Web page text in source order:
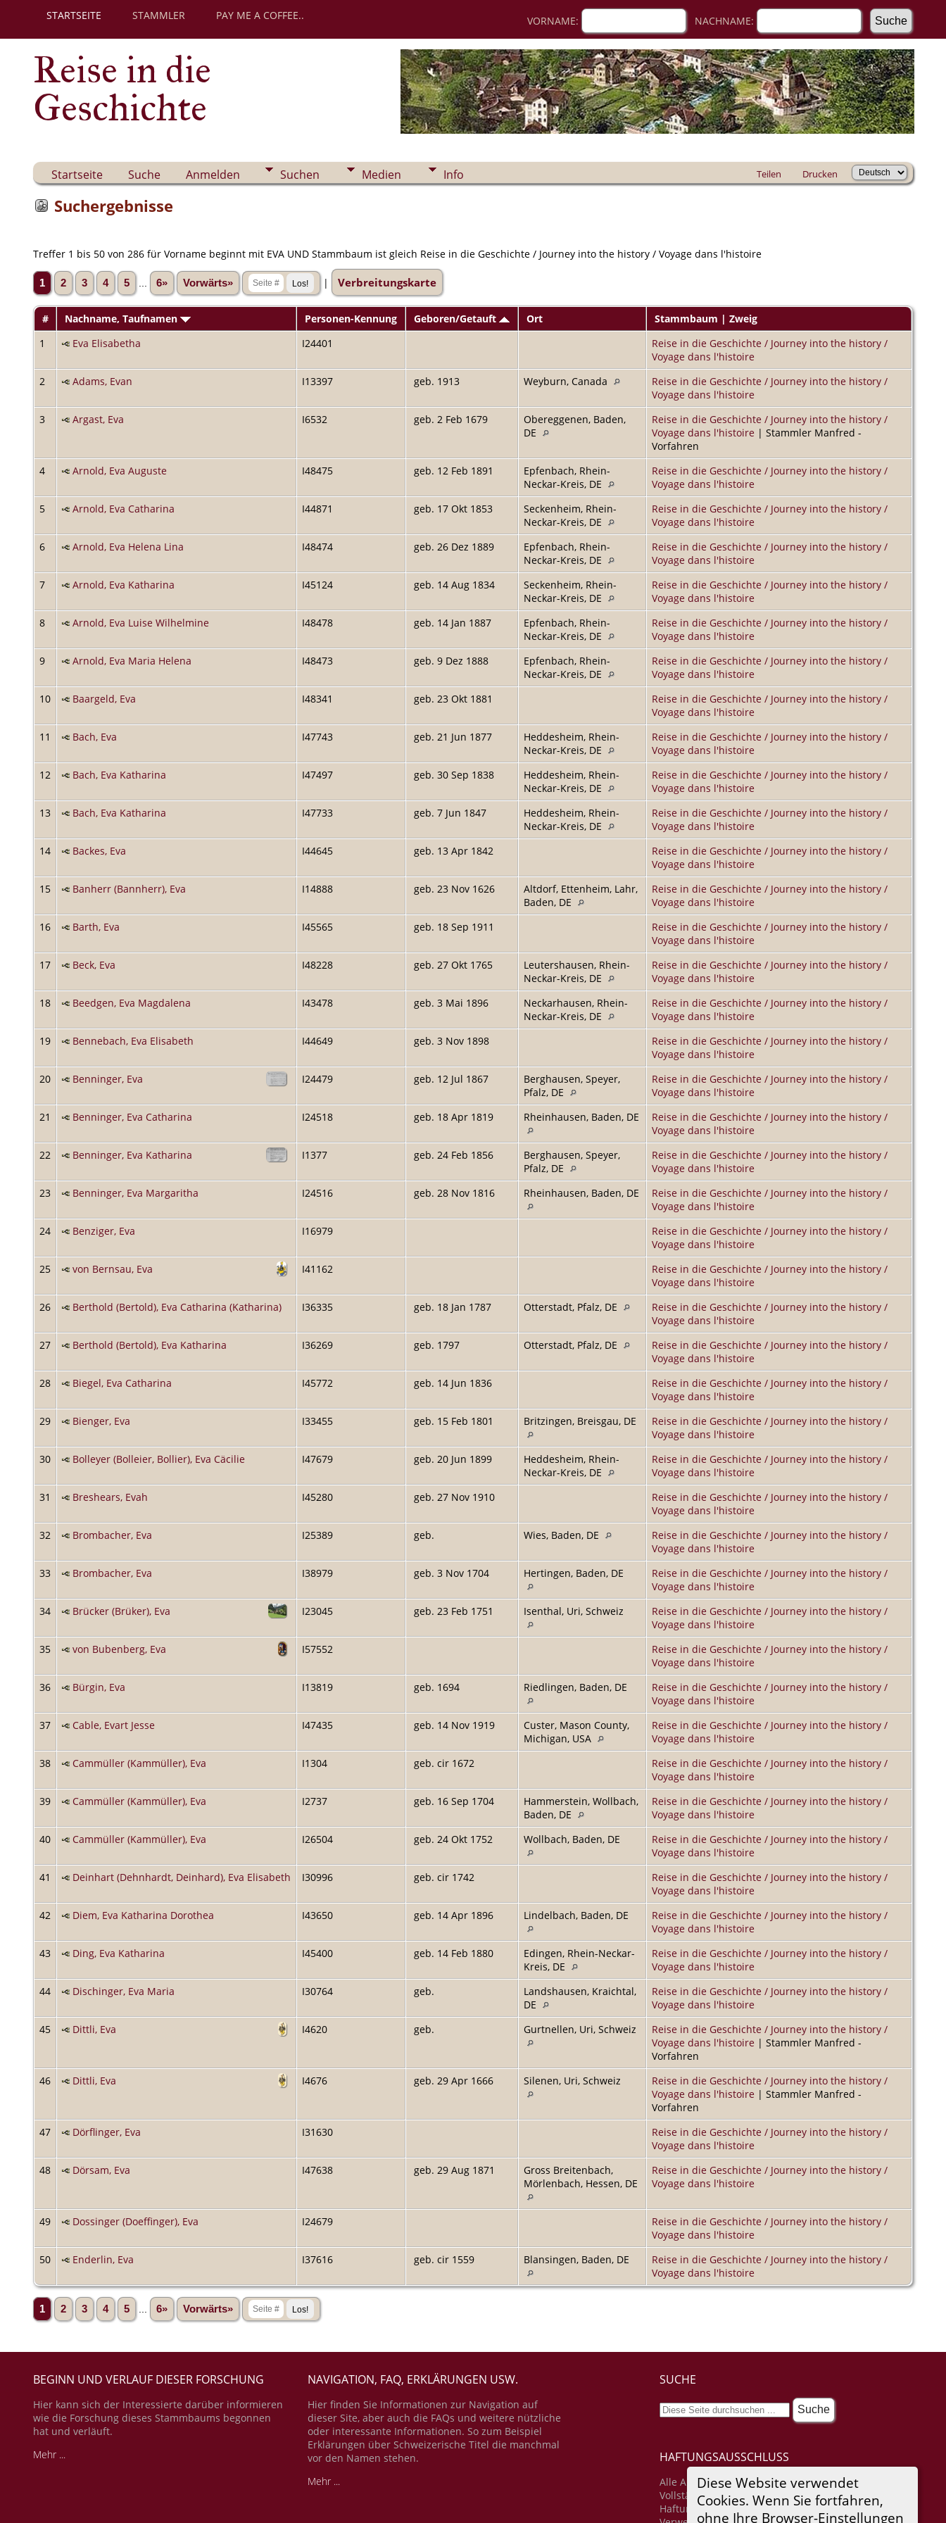
STARTSEITE STAMMLER PAY ME A COFFEE.. VORNAME: NACHNAME:
Reise in die
Geschichte
Startseite Suche Anmelden Suchen Medien Info Teilen Drucken
Diese Website verwendet
Cookies. Wenn Sie fortfahren,
ohne Ihre Browser-Einstellungen
Suchergebnisse
Treffer 1 bis 50 von 286 für Vorname beginnt mit EVA UND Stammbaum ist gleich Reise in die Geschichte / Journey into the history / Voyage dans l'histoire
1 2 3 4 5 6» Vorwärts» | Verbreitungskarte
# Nachname, Taufnamen Personen-Kennung Geboren/Getauft Ort
Stammbaum | Zweig
1
Eva Elisabetha I24401
Reise in die Geschichte / Journey into the history /
Voyage dans l'histoire
2
Adams, Evan I13397 geb. 1913 Weyburn, Canada
Reise in die Geschichte / Journey into the history /
Voyage dans l'histoire
3
Argast, Eva I6532 geb. 2 Feb 1679
Obereggenen, Baden,
DE
Reise in die Geschichte / Journey into the history /
Voyage dans l'histoire | Stammler Manfred -
Vorfahren
4
Arnold, Eva Auguste I48475 geb. 12 Feb 1891
Epfenbach, Rhein-
Neckar-Kreis, DE
Reise in die Geschichte / Journey into the history /
Voyage dans l'histoire
5
Arnold, Eva Catharina I44871 geb. 17 Okt 1853
Seckenheim, Rhein-
Neckar-Kreis, DE
Reise in die Geschichte / Journey into the history /
Voyage dans l'histoire
6
Arnold, Eva Helena Lina I48474 geb. 26 Dez 1889
Epfenbach, Rhein-
Neckar-Kreis, DE
Reise in die Geschichte / Journey into the history /
Voyage dans l'histoire
7
Arnold, Eva Katharina I45124 geb. 14 Aug 1834
Seckenheim, Rhein-
Neckar-Kreis, DE
Reise in die Geschichte / Journey into the history /
Voyage dans l'histoire
8
Arnold, Eva Luise Wilhelmine I48478 geb. 14 Jan 1887
Epfenbach, Rhein-
Neckar-Kreis, DE
Reise in die Geschichte / Journey into the history /
Voyage dans l'histoire
9
Arnold, Eva Maria Helena I48473 geb. 9 Dez 1888
Epfenbach, Rhein-
Neckar-Kreis, DE
Reise in die Geschichte / Journey into the history /
Voyage dans l'histoire
10
Baargeld, Eva I48341 geb. 23 Okt 1881
Reise in die Geschichte / Journey into the history /
Voyage dans l'histoire
11
Bach, Eva I47743 geb. 21 Jun 1877
Heddesheim, Rhein-
Neckar-Kreis, DE
Reise in die Geschichte / Journey into the history /
Voyage dans l'histoire
12
Bach, Eva Katharina I47497 geb. 30 Sep 1838
Heddesheim, Rhein-
Neckar-Kreis, DE
Reise in die Geschichte / Journey into the history /
Voyage dans l'histoire
13
Bach, Eva Katharina I47733 geb. 7 Jun 1847
Heddesheim, Rhein-
Neckar-Kreis, DE
Reise in die Geschichte / Journey into the history /
Voyage dans l'histoire
14
Backes, Eva I44645 geb. 13 Apr 1842
Reise in die Geschichte / Journey into the history /
Voyage dans l'histoire
15
Banherr (Bannherr), Eva I14888 geb. 23 Nov 1626
Altdorf, Ettenheim, Lahr,
Baden, DE
Reise in die Geschichte / Journey into the history /
Voyage dans l'histoire
16
Barth, Eva I45565 geb. 18 Sep 1911
Reise in die Geschichte / Journey into the history /
Voyage dans l'histoire
17
Beck, Eva I48228 geb. 27 Okt 1765
Leutershausen, Rhein-
Neckar-Kreis, DE
Reise in die Geschichte / Journey into the history /
Voyage dans l'histoire
18
Beedgen, Eva Magdalena I43478 geb. 3 Mai 1896
Neckarhausen, Rhein-
Neckar-Kreis, DE
Reise in die Geschichte / Journey into the history /
Voyage dans l'histoire
19
Bennebach, Eva Elisabeth I44649 geb. 3 Nov 1898
Reise in die Geschichte / Journey into the history /
Voyage dans l'histoire
20
Benninger, Eva I24479 geb. 12 Jul 1867
Berghausen, Speyer,
Pfalz, DE
Reise in die Geschichte / Journey into the history /
Voyage dans l'histoire
21
Benninger, Eva Catharina I24518 geb. 18 Apr 1819 Rheinhausen, Baden, DE
Reise in die Geschichte / Journey into the history /
Voyage dans l'histoire
22
Benninger, Eva Katharina I1377 geb. 24 Feb 1856
Berghausen, Speyer,
Pfalz, DE
Reise in die Geschichte / Journey into the history /
Voyage dans l'histoire
23
Benninger, Eva Margaritha I24516 geb. 28 Nov 1816 Rheinhausen, Baden, DE
Reise in die Geschichte / Journey into the history /
Voyage dans l'histoire
24
Benziger, Eva I16979
Reise in die Geschichte / Journey into the history /
Voyage dans l'histoire
25
von Bernsau, Eva I41162
Reise in die Geschichte / Journey into the history /
Voyage dans l'histoire
26
Berthold (Bertold), Eva Catharina (Katharina) I36335 geb. 18 Jan 1787 Otterstadt, Pfalz, DE
Reise in die Geschichte / Journey into the history /
Voyage dans l'histoire
27
Berthold (Bertold), Eva Katharina I36269 geb. 1797 Otterstadt, Pfalz, DE
Reise in die Geschichte / Journey into the history /
Voyage dans l'histoire
28
Biegel, Eva Catharina I45772 geb. 14 Jun 1836
Reise in die Geschichte / Journey into the history /
Voyage dans l'histoire
29
Bienger, Eva I33455 geb. 15 Feb 1801 Britzingen, Breisgau, DE
Reise in die Geschichte / Journey into the history /
Voyage dans l'histoire
30
Bolleyer (Bolleier, Bollier), Eva Cäcilie I47679 geb. 20 Jun 1899
Heddesheim, Rhein-
Neckar-Kreis, DE
Reise in die Geschichte / Journey into the history /
Voyage dans l'histoire
31
Breshears, Evah I45280 geb. 27 Nov 1910
Reise in die Geschichte / Journey into the history /
Voyage dans l'histoire
32
Brombacher, Eva I25389 geb. Wies, Baden, DE
Reise in die Geschichte / Journey into the history /
Voyage dans l'histoire
33
Brombacher, Eva I38979 geb. 3 Nov 1704 Hertingen, Baden, DE
Reise in die Geschichte / Journey into the history /
Voyage dans l'histoire
34
Brücker (Brüker), Eva I23045 geb. 23 Feb 1751 Isenthal, Uri, Schweiz
Reise in die Geschichte / Journey into the history /
Voyage dans l'histoire
35
von Bubenberg, Eva I57552
Reise in die Geschichte / Journey into the history /
Voyage dans l'histoire
36
Bürgin, Eva I13819 geb. 1694 Riedlingen, Baden, DE
Reise in die Geschichte / Journey into the history /
Voyage dans l'histoire
37
Cable, Evart Jesse I47435 geb. 14 Nov 1919
Custer, Mason County,
Michigan, USA
Reise in die Geschichte / Journey into the history /
Voyage dans l'histoire
38
Cammüller (Kammüller), Eva I1304 geb. cir 1672
Reise in die Geschichte / Journey into the history /
Voyage dans l'histoire
39
Cammüller (Kammüller), Eva I2737 geb. 16 Sep 1704
Hammerstein, Wollbach,
Baden, DE
Reise in die Geschichte / Journey into the history /
Voyage dans l'histoire
40
Cammüller (Kammüller), Eva I26504 geb. 24 Okt 1752 Wollbach, Baden, DE
Reise in die Geschichte / Journey into the history /
Voyage dans l'histoire
41
Deinhart (Dehnhardt, Deinhard), Eva Elisabeth I30996 geb. cir 1742
Reise in die Geschichte / Journey into the history /
Voyage dans l'histoire
42
Diem, Eva Katharina Dorothea I43650 geb. 14 Apr 1896 Lindelbach, Baden, DE
Reise in die Geschichte / Journey into the history /
Voyage dans l'histoire
43
Ding, Eva Katharina I45400 geb. 14 Feb 1880
Edingen, Rhein-Neckar-
Kreis, DE
Reise in die Geschichte / Journey into the history /
Voyage dans l'histoire
44
Dischinger, Eva Maria I30764 geb.
Landshausen, Kraichtal,
DE
Reise in die Geschichte / Journey into the history /
Voyage dans l'histoire
45
Dittli, Eva I4620 geb. Gurtnellen, Uri, Schweiz
Reise in die Geschichte / Journey into the history /
Voyage dans l'histoire | Stammler Manfred -
Vorfahren
46
Dittli, Eva I4676 geb. 29 Apr 1666 Silenen, Uri, Schweiz
Reise in die Geschichte / Journey into the history /
Voyage dans l'histoire | Stammler Manfred -
Vorfahren
47
Dörflinger, Eva I31630
Reise in die Geschichte / Journey into the history /
Voyage dans l'histoire
48
Dörsam, Eva I47638 geb. 29 Aug 1871
Gross Breitenbach,
Mörlenbach, Hessen, DE
Reise in die Geschichte / Journey into the history /
Voyage dans l'histoire
49 Dossinger (Doeffinger), Eva I24679
Reise in die Geschichte / Journey into the history /
Voyage dans l'histoire
50
Enderlin, Eva I37616 geb. cir 1559 Blansingen, Baden, DE
Reise in die Geschichte / Journey into the history /
Voyage dans l'histoire
1 2 3 4 5 6» Vorwärts»
BEGINN UND VERLAUF DIESER FORSCHUNG
Hier kann sich der Interessierte darüber informieren
wie die Forschung dieses Stammbaums begonnen
hat und verläuft.
Mehr ...
NAVIGATION, FAQ, ERKLÄRUNGEN USW.
Hier finden Sie Informationen zur Navigation auf
dieser Site, aber auch die FAQs und weitere nützliche
oder interessante Informationen. So zum Beispiel
Erklärungen über Schweizerische Titel die manchmal
vor den Namen stehen.
Mehr ...
SUCHE
HAFTUNGSAUSSCHLUSS
Alle Angaben erfolgen ohne Gewähr für
Vollständigkeit oder Richtigkeit. Es wird keine
Haftung übernommen für Schäden durch die